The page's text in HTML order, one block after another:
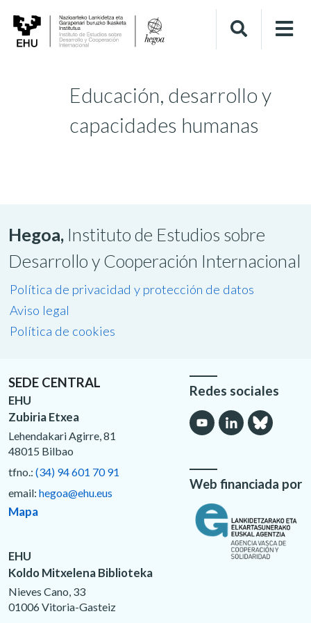
Educación, desarrollo y
capacidades humanas
Hegoa, Instituto de Estudios sobre
Desarrollo y Cooperación Internacional
Política de privacidad y protección de datos
Aviso legal
Política de cookies
SEDE CENTRAL
EHU
Zubiria Etxea
Lehendakari Agirre, 81
48015 Bilbao
tfno.: (34) 94 601 70 91
email: hegoa@ehu.eus
Mapa
EHU
Koldo Mitxelena Biblioteka
Nieves Cano, 33
01006 Vitoria-Gasteiz
Redes sociales
Web financiada por